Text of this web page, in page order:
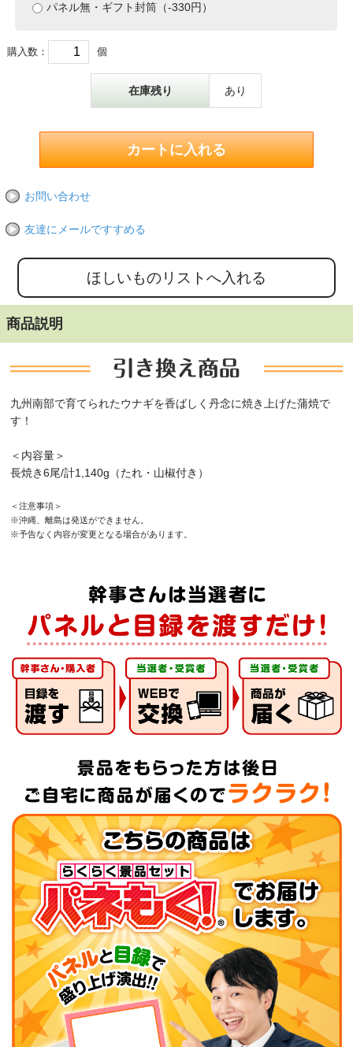
パネル無・ギフト封筒（-330円）
購入数： 個
在庫残り あり
お問い合わせ
友達にメールですすめる
商品説明
九州南部で育てられたウナギを香ばしく丹念に焼き上げた蒲焼で
す！
＜内容量＞
長焼き6尾/計1,140g（たれ・山椒付き）
＜注意事項＞
※沖縄、離島は発送ができません。
※予告なく内容が変更となる場合があります。